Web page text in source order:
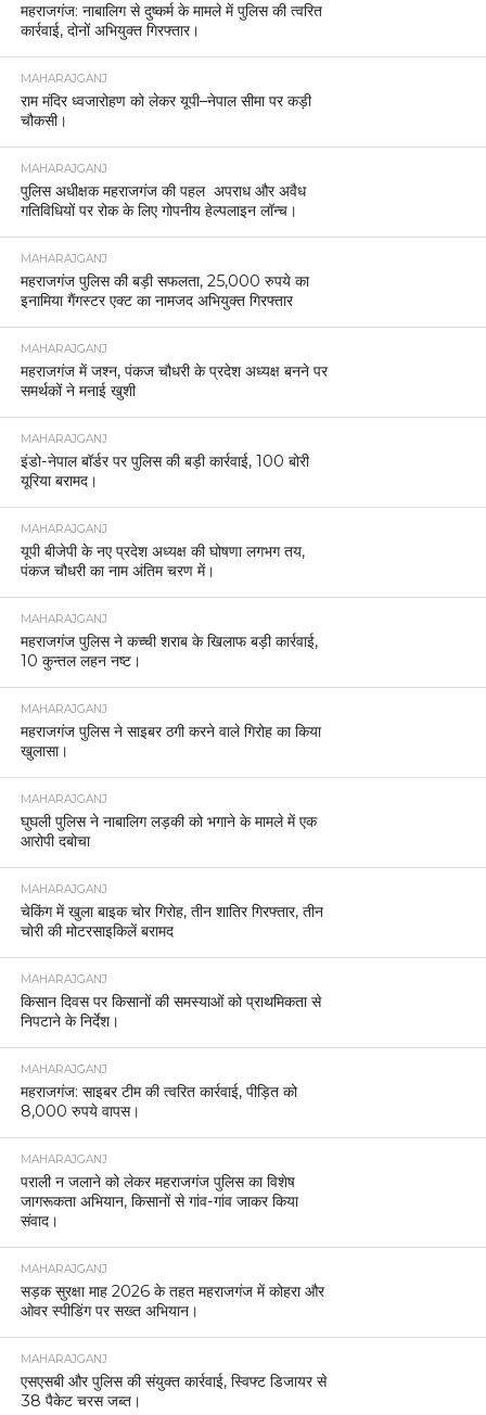
महराजगंज: नाबालिग से दुष्कर्म के मामले में पुलिस की त्वरित
कार्रवाई, दोनों अभियुक्त गिरफ्तार।
MAHARAJGANJ
राम मंदिर ध्वजारोहण को लेकर यूपी–नेपाल सीमा पर कड़ी
चौकसी।
MAHARAJGANJ
पुलिस अधीक्षक महराजगंज की पहल अपराध और अवैध
गतिविधियों पर रोक के लिए गोपनीय हेल्पलाइन लॉन्च।
MAHARAJGANJ
महराजगंज पुलिस की बड़ी सफलता, 25,000 रुपये का
इनामिया गैंगस्टर एक्ट का नामजद अभियुक्त गिरफ्तार
MAHARAJGANJ
महराजगंज में जश्न, पंकज चौधरी के प्रदेश अध्यक्ष बनने पर
समर्थकों ने मनाई खुशी
MAHARAJGANJ
इंडो-नेपाल बॉर्डर पर पुलिस की बड़ी कार्रवाई, 100 बोरी
यूरिया बरामद।
MAHARAJGANJ
यूपी बीजेपी के नए प्रदेश अध्यक्ष की घोषणा लगभग तय,
पंकज चौधरी का नाम अंतिम चरण में।
MAHARAJGANJ
महराजगंज पुलिस ने कच्ची शराब के खिलाफ बड़ी कार्रवाई,
10 कुन्तल लहन नष्ट।
MAHARAJGANJ
महराजगंज पुलिस ने साइबर ठगी करने वाले गिरोह का किया
खुलासा।
MAHARAJGANJ
घुघली पुलिस ने नाबालिग लड़की को भगाने के मामले में एक
आरोपी दबोचा
MAHARAJGANJ
चेकिंग में खुला बाइक चोर गिरोह, तीन शातिर गिरफ्तार, तीन
चोरी की मोटरसाइकिलें बरामद
MAHARAJGANJ
किसान दिवस पर किसानों की समस्याओं को प्राथमिकता से
निपटाने के निर्देश।
MAHARAJGANJ
महराजगंज: साइबर टीम की त्वरित कार्रवाई, पीड़ित को
8,000 रुपये वापस।
MAHARAJGANJ
पराली न जलाने को लेकर महराजगंज पुलिस का विशेष
जागरूकता अभियान, किसानों से गांव-गांव जाकर किया
संवाद।
MAHARAJGANJ
सड़क सुरक्षा माह 2026 के तहत महराजगंज में कोहरा और
ओवर स्पीडिंग पर सख्त अभियान।
MAHARAJGANJ
एसएसबी और पुलिस की संयुक्त कार्रवाई, स्विफ्ट डिजायर से
38 पैकेट चरस जब्त।